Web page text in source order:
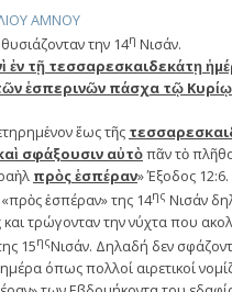
ΑΜΝΟΥ
την 14η Νισάν.
ἐν τῇ τεσσαρεσκαιδεκάτῃ
ἑσπερινῶν πάσχα τῷ Κυρίῳ
ἕως τῆς
σφάξουσιν αὐτὸπᾶν τὸ
πρὸς ἑσπέραν» Έξοδος 12:6.
ἑσπέραν» της 14ης Νισάν
και τρώγονταν την νύχτα που
15ηςΝισάν. Δηλαδή δεν
όπως πολλοί αιρετικοί